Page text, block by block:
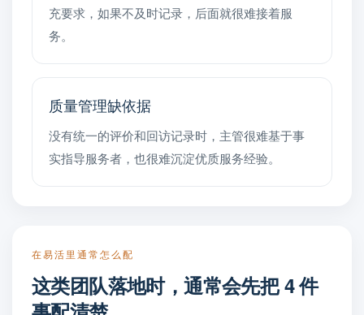
充要求，如果不及时记录，后面就很难接着服
务。
质量管理缺依据
没有统一的评价和回访记录时，主管很难基于事
实指导服务者，也很难沉淀优质服务经验。
在易活里通常怎么配
这类团队落地时，通常会先把 4 件